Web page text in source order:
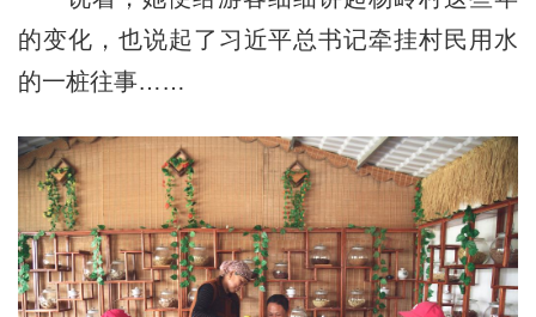
的变化，也说起了习近平总书记牵挂村民用水
的一桩往事……